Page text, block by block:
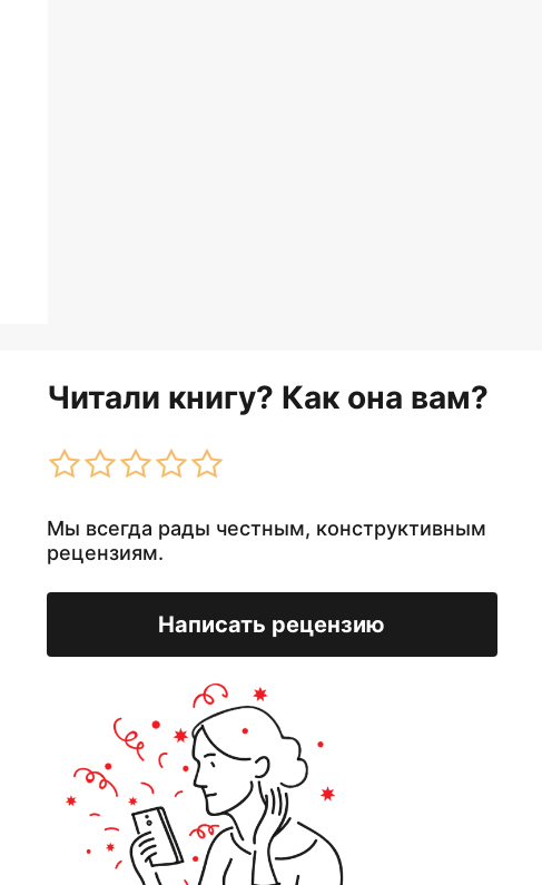
Читали книгу? Как она вам?
Мы всегда рады честным, конструктивным
рецензиям.
Написать рецензию